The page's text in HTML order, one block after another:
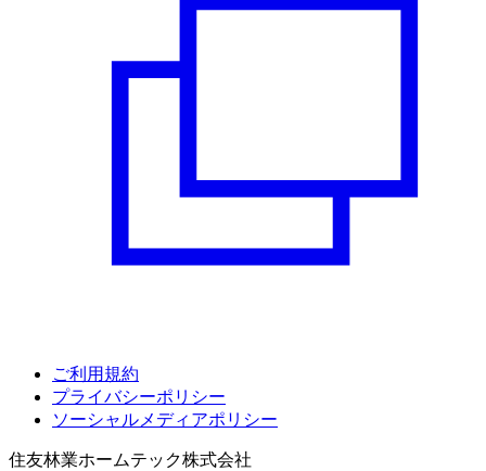
ご利用規約
プライバシーポリシー
ソーシャルメディアポリシー
住友林業ホームテック株式会社